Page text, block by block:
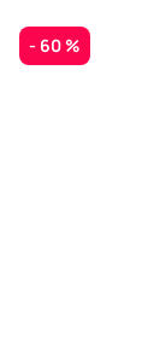
- 60 %